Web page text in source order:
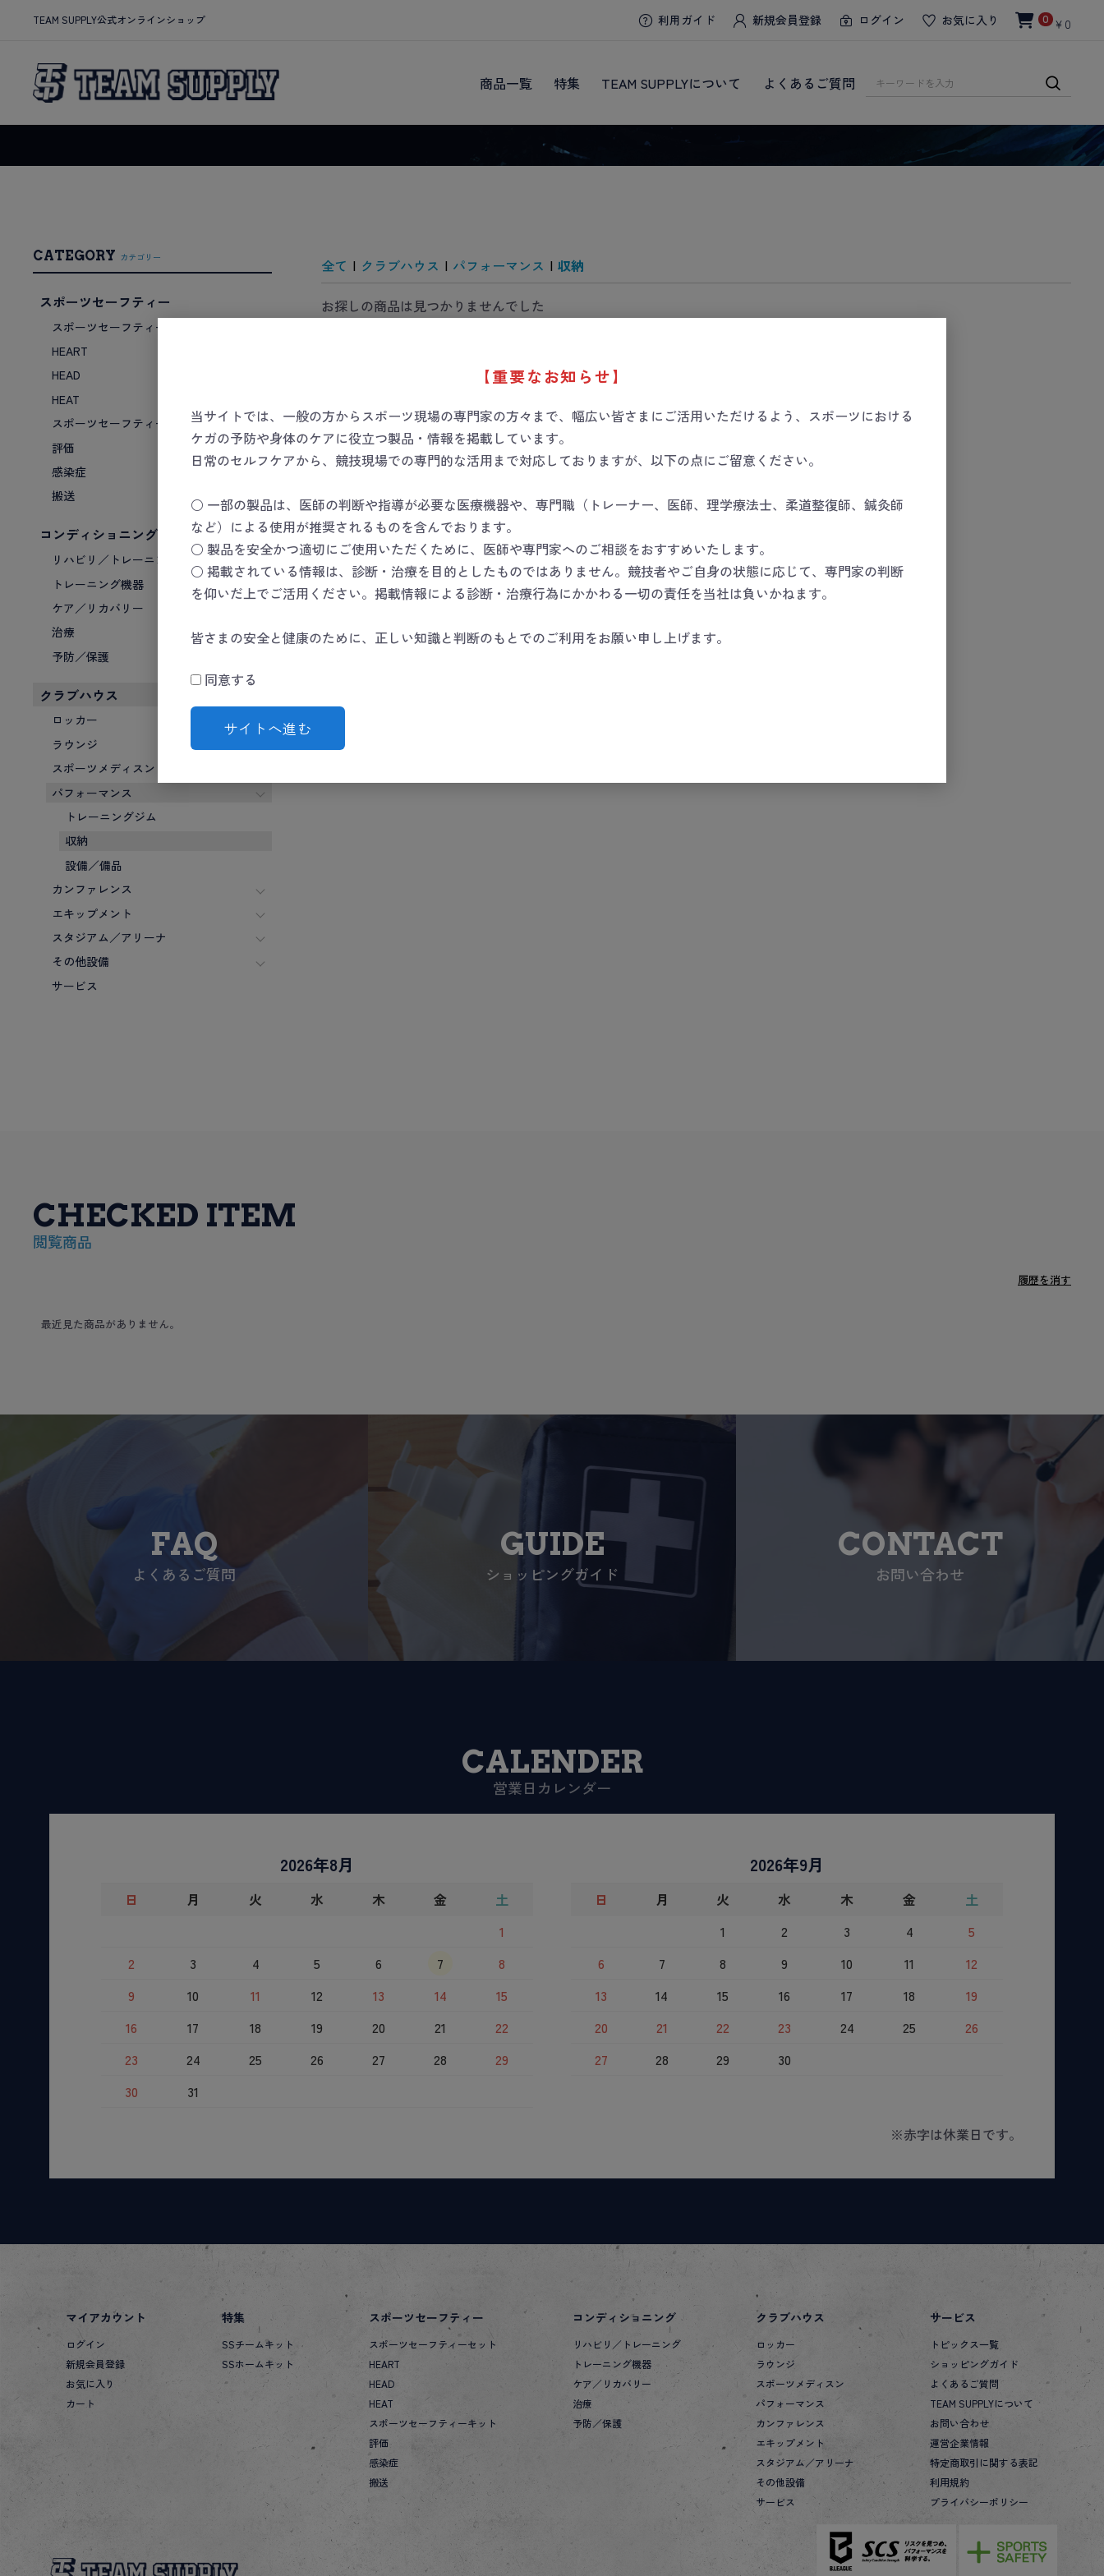
TEAM SUPPLY公式オンラインショップ 利用ガイド 新規会員登録 ログイン お気に入り 0 ￥0
商品一覧 特集 TEAM SUPPLYについて よくあるご質問
【重要なお知らせ】
当サイトでは、一般の方からスポーツ現場の専門家の方々まで、幅広い皆さまにご活用いただけるよう、スポーツにおける
ケガの予防や身体のケアに役立つ製品・情報を掲載しています。
日常のセルフケアから、競技現場での専門的な活用まで対応しておりますが、以下の点にご留意ください。
○ 一部の製品は、医師の判断や指導が必要な医療機器や、専門職（トレーナー、医師、理学療法士、柔道整復師、鍼灸師
など）による使用が推奨されるものを含んでおります。
○ 製品を安全かつ適切にご使用いただくために、医師や専門家へのご相談をおすすめいたします。
○ 掲載されている情報は、診断・治療を目的としたものではありません。競技者やご自身の状態に応じて、専門家の判断
を仰いだ上でご活用ください。掲載情報による診断・治療行為にかかわる一切の責任を当社は負いかねます。
皆さまの安全と健康のために、正しい知識と判断のもとでのご利用をお願い申し上げます。
同意する
サイトへ進む
CATEGORY カテゴリー
スポーツセーフティー
スポーツセーフティーセット
HEART
HEAD
HEAT
スポーツセーフティーキット
評価
感染症
搬送
コンディショニング
リハビリ／トレーニング
トレーニング機器
ケア／リカバリー
治療
予防／保護
クラブハウス
ロッカー
ラウンジ
スポーツメディスン
パフォーマンス
トレーニングジム
収納
設備／備品
カンファレンス
エキップメント
スタジアム／アリーナ
その他設備
サービス
全て | クラブハウス | パフォーマンス | 収納
お探しの商品は見つかりませんでした
CHECKED ITEM
閲覧商品
履歴を消す
最近見た商品がありません。
FAQ
よくあるご質問
GUIDE
ショッピングガイド
CONTACT
お問い合わせ
CALENDER
営業日カレンダー
2026年8月
日 月 火 水 木 金
土
1
2
3 4 5 6 7
8
9
10 11 12 13 14
15
16
17 18 19 20 21
22
23
24 25 26 27 28
29
30
31
2026年9月
日 月 火 水 木 金
土
1
2 3 4
5
6
7 8 9 10 11
12
13
14 15 16 17 18
19
20
21 22 23 24 25
26
27
28 29 30
※赤字は休業日です。
マイアカウント
ログイン
新規会員登録
お気に入り
カート
特集
SSチームキット
SSホームキット
スポーツセーフティー
スポーツセーフティーセット
HEART
HEAD
HEAT
スポーツセーフティーキット
評価
感染症
搬送
コンディショニング
リハビリ／トレーニング
トレーニング機器
ケア／リカバリー
治療
予防／保護
クラブハウス
ロッカー
ラウンジ
スポーツメディスン
パフォーマンス
カンファレンス
エキップメント
スタジアム／アリーナ
その他設備
サービス
サービス
トピックス一覧
ショッピングガイド
よくあるご質問
TEAM SUPPLYについて
お問い合わせ
運営企業情報
特定商取引に関する表記
利用規約
プライバシーポリシー